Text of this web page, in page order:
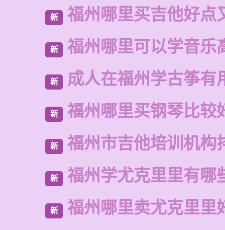
新 福州哪里买吉他好点
新 福州哪里可以学音乐
新 成人在福州学古筝有
新 福州哪里买钢琴比较
新 福州市吉他培训机构
新 福州学尤克里里有哪
新 福州哪里卖尤克里里